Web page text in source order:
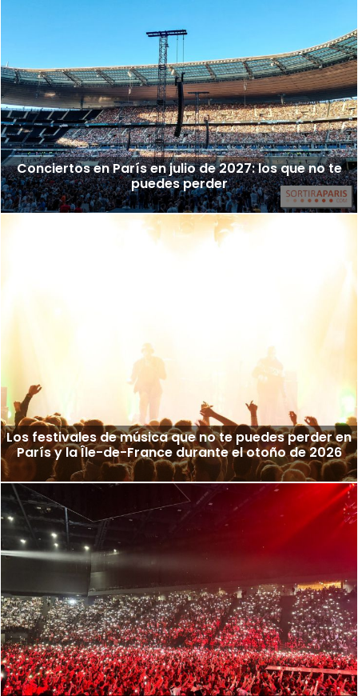
Conciertos en París en julio de 2027: los que no te
puedes perder
Los festivales de música que no te puedes perder en
París y la Île-de-France durante el otoño de 2026